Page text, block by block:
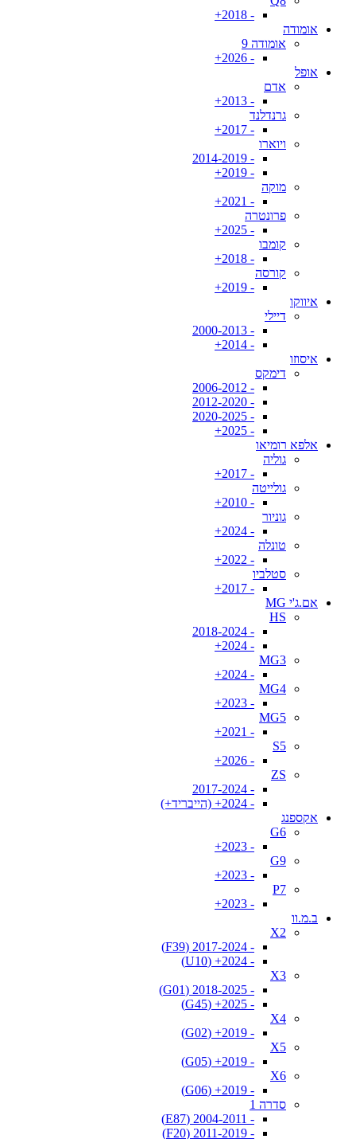
- 2018+
אומודה
אומודה 9
- 2026+
אופל
אדם
- 2013+
גרנדלנד
- 2017+
ויוארו
- 2014-2019
- 2019+
מוקה
- 2021+
פרונטרה
- 2025+
קומבו
- 2018+
קורסה
- 2019+
איווקו
דיילי
- 2000-2013
- 2014+
איסוזו
דימקס
- 2006-2012
- 2012-2020
- 2020-2025
- 2025+
אלפא רומיאו
גוליה
- 2017+
גולייטה
- 2010+
גוניור
- 2024+
טונלה
- 2022+
סטלביו
- 2017+
אם.ג'י MG
HS
- 2018-2024
- 2024+
MG3
- 2024+
MG4
- 2023+
MG5
- 2021+
S5
- 2026+
ZS
- 2017-2024
- 2024+ (הייבריד+)
אקספנג
G6
- 2023+
G9
- 2023+
P7
- 2023+
ב.מ.וו
X2
- 2017-2024 (F39)
- 2024+ (U10)
X3
- 2018-2025 (G01)
- 2025+ (G45)
X4
- 2019+ (G02)
X5
- 2019+ (G05)
X6
- 2019+ (G06)
סדרה 1
- 2004-2011 (E87)
- 2011-2019 (F20)